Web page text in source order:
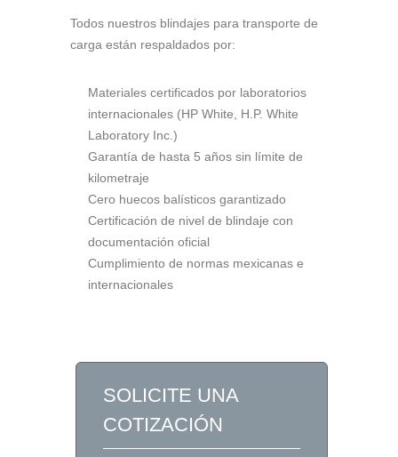
Todos nuestros blindajes para transporte de
carga están respaldados por:
Materiales certificados por laboratorios
internacionales (HP White, H.P. White
Laboratory Inc.)
Garantía de hasta 5 años sin límite de
kilometraje
Cero huecos balísticos garantizado
Certificación de nivel de blindaje con
documentación oficial
Cumplimiento de normas mexicanas e
internacionales
SOLICITE UNA
COTIZACIÓN